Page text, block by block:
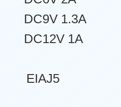
DC9V 1.3A
DC12V 1A
EIAJ5